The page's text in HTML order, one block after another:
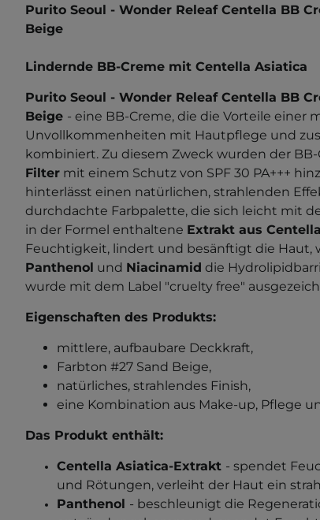
Purito Seoul - Wonder Releaf Centella BB
Beige
Lindernde BB-Creme mit Centella Asiatica
Purito Seoul - Wonder Releaf Centella BB
Beige - eine BB-Creme, die die Vorteile einer
Unvollkommenheiten mit Hautpflege und
kombiniert. Zu diesem Zweck wurden der
Filter mit einem Schutz von SPF 30 PA+++
hinterlässt einen natürlichen, strahlenden
durchdachte Farbpalette, die sich leicht mit
in der Formel enthaltene Extrakt aus
Feuchtigkeit, lindert und besänftigt die Haut,
Panthenol und Niacinamid die
wurde mit dem Label "cruelty free"
Eigenschaften des Produkts:
mittlere, aufbaubare Deckkraft,
Farbton #27 Sand Beige,
natürliches, strahlendes Finish,
eine Kombination aus Make-up, Pflege
Das Produkt enthält:
Centella Asiatica-Extrakt - spendet
und Rötungen, verleiht der Haut ein
Panthenol - beschleunigt die